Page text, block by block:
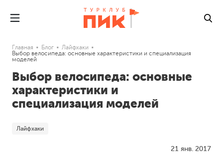
Главная Блог
Лайфхаки
Выбор велосипеда: основные характеристики и специализация
моделей
Выбор велосипеда: основные
характеристики и
специализация моделей
Лайфхаки
21 янв. 2017